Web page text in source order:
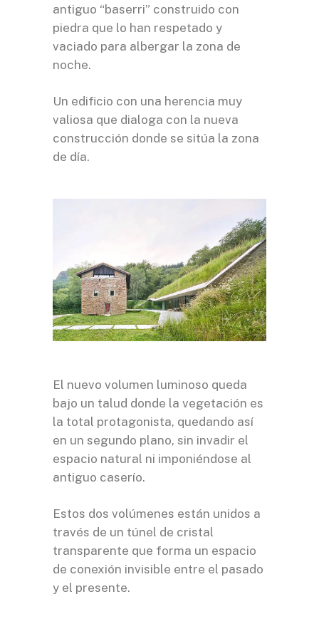
antiguo “baserri” construido con
piedra que lo han respetado y
vaciado para albergar la zona de
noche.
Un edificio con una herencia muy
valiosa que dialoga con la nueva
construcción donde se sitúa la zona
de día.
El nuevo volumen luminoso queda
bajo un talud donde la vegetación es
la total protagonista, quedando así
en un segundo plano, sin invadir el
espacio natural ni imponiéndose al
antiguo caserío.
Estos dos volúmenes están unidos a
través de un túnel de cristal
transparente que forma un espacio
de conexión invisible entre el pasado
y el presente.